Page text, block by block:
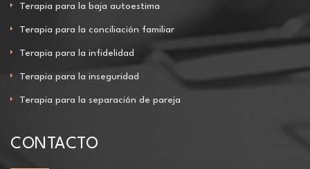
Terapia para la baja autoestima
Terapia para la conciliación familiar
Terapia para la infidelidad
Terapia para la inseguridad
Terapia para la separación de pareja
CONTACTO